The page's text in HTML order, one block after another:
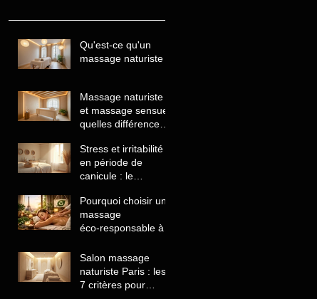
Qu'est-ce qu'un
massage naturiste ?
Massage naturiste
et massage sensuel
quelles différences
de choisir
Stress et irritabilité
en période de
canicule : le
comme solution
naturelle
Pourquoi choisir un
massage
éco‑responsable à
Salon massage
naturiste Paris : les
7 critères pour